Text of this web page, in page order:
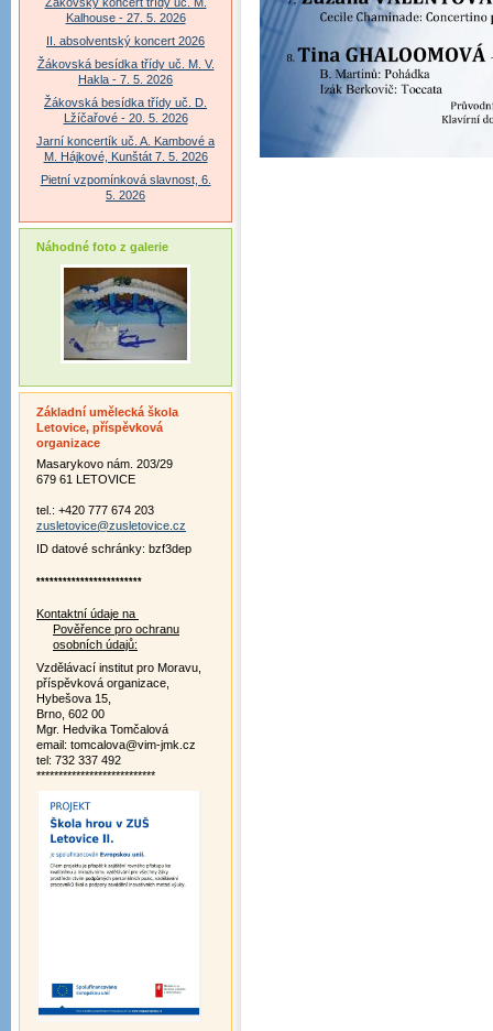
Kalhouse - 27. 5. 2026
II. absolventský koncert 2026
Žákovská besídka třídy uč. M. V.
Hakla - 7. 5. 2026
Žákovská besídka třídy uč. D.
Lžíčařové - 20. 5. 2026
Jarní koncertík uč. A. Kambové a
M. Hájkové, Kunštát 7. 5. 2026
Pietní vzpomínková slavnost, 6.
5. 2026
Náhodné foto z galerie
Základní umělecká škola
Letovice, příspěvková
organizace
Masarykovo nám. 203/29
679 61 LETOVICE
tel.: +420 777 674 203
zusletovice@zusletovice.cz
ID datové schránky: bzf3dep
************************
Kontaktní údaje na
Pověřence pro ochranu
osobních údajů:
Vzdělávací institut pro Moravu,
příspěvková organizace,
Hybešova 15,
Brno, 602 00
Mgr. Hedvika Tomčalová
email: tomcalova@vim-jmk.cz
tel: 732 337 492
***************************